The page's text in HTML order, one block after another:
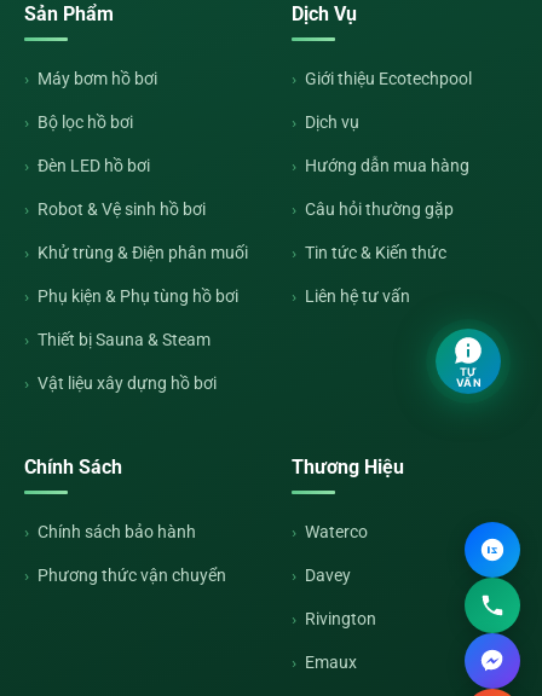
Sản Phẩm
Máy bơm hồ bơi
Bộ lọc hồ bơi
Đèn LED hồ bơi
Robot & Vệ sinh hồ bơi
Khử trùng & Điện phân muối
Phụ kiện & Phụ tùng hồ bơi
Thiết bị Sauna & Steam
Vật liệu xây dựng hồ bơi
Dịch Vụ
Giới thiệu Ecotechpool
Dịch vụ
Hướng dẫn mua hàng
Câu hỏi thường gặp
Tin tức & Kiến thức
Liên hệ tư vấn
Chính Sách
Chính sách bảo hành
Phương thức vận chuyển
Thương Hiệu
Waterco
Davey
Rivington
Emaux
TƯ
VẤN